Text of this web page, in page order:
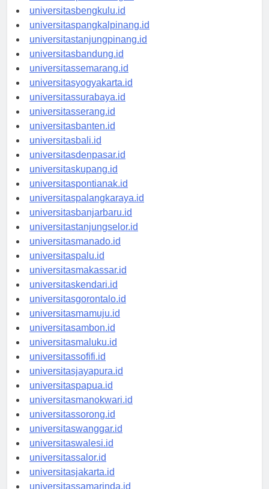
universitaspalembang.id
universitasbengkulu.id
universitaspangkalpinang.id
universitastanjungpinang.id
universitasbandung.id
universitassemarang.id
universitasyogyakarta.id
universitassurabaya.id
universitasserang.id
universitasbanten.id
universitasbali.id
universitasdenpasar.id
universitaskupang.id
universitaspontianak.id
universitaspalangkaraya.id
universitasbanjarbaru.id
universitastanjungselor.id
universitasmanado.id
universitaspalu.id
universitasmakassar.id
universitaskendari.id
universitasgorontalo.id
universitasmamuju.id
universitasambon.id
universitasmaluku.id
universitassofifi.id
universitasjayapura.id
universitaspapua.id
universitasmanokwari.id
universitassorong.id
universitaswanggar.id
universitaswalesi.id
universitassalor.id
universitasjakarta.id